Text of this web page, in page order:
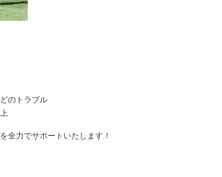
のトラブル
全力でサポートいたします！